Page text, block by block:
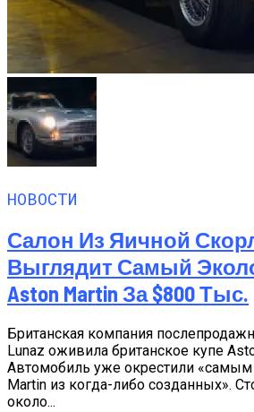
НОВОСТИ
Салон Из Яичной
Выглядит Самый
Aston Martin За $800 Тыс.
Британская компания
Lunaz оживила британское купе
Автомобиль уже окрестили
Martin из когда-либо созданных».
около...